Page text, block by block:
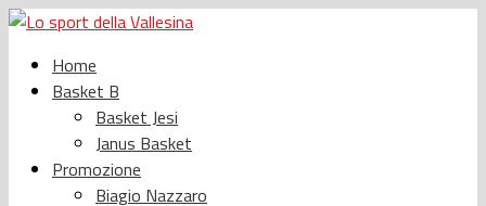
Home
Basket B
Basket Jesi
Janus Basket
Promozione
Biagio Nazzaro